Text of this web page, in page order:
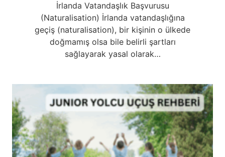
İrlanda Vatandaşlık Başvurusu
(Naturalisation) İrlanda vatandaşlığına
geçiş (naturalisation), bir kişinin o ülkede
doğmamış olsa bile belirli şartları
sağlayarak yasal olarak…